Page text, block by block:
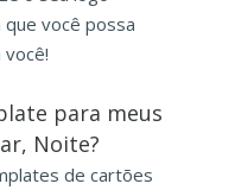
você possa
para meus
Noite?
de cartões